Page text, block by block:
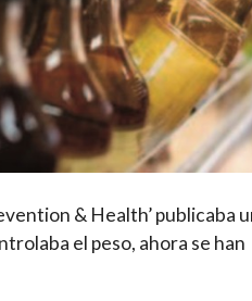
& Health’ publicaba
el peso, ahora se han